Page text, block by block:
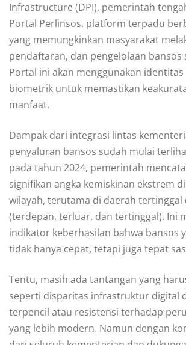
Infrastructure (DPI), pemerintah
Portal Perlinsos, platform terpadu
yang memungkinkan masyarakat
pendaftaran, dan pengelolaan bansos
Portal ini akan menggunakan
biometrik untuk memastikan
manfaat.
Dampak dari integrasi lintas
penyaluran bansos sudah mulai
pada tahun 2024, pemerintah
signifikan angka kemiskinan ekstrem
wilayah, terutama di daerah tertinggal
(terdepan, terluar, dan tertinggal). Ini
indikator keberhasilan bahwa bansos
tidak hanya cepat, tetapi juga tepat
Tentu, masih ada tantangan yang
seperti disparitas infrastruktur digital
terpencil atau resistensi terhadap
yang lebih modern. Namun dengan